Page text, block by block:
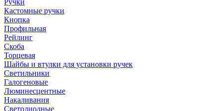
Ручки
Кастомные ручки
Кнопка
Профильная
Рейлинг
Скоба
Торцевая
Шайбы и втулки для установки ручек
Светильники
Галогеновые
Люминесцентные
Накаливания
Светодиодные